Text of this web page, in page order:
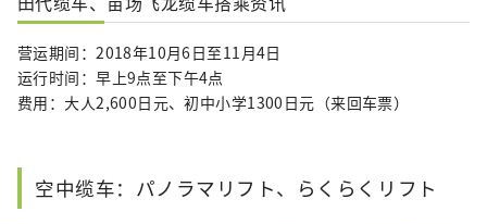
营运期间：2018年10月6日至11月4日
运行时间：早上9点至下午4点
费用：大人2,600日元、初中小学1300日元（来回车票）
空中缆车：パノラマリフト、らくらくリフト